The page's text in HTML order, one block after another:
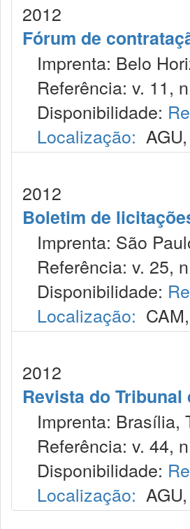
2012
Fórum de
Imprenta: Belo
Referência: v. 11,
Disponibilidade:
Localização: AGU,
2012
Boletim de
Imprenta: São
Referência: v. 25,
Disponibilidade:
Localização: CAM,
2012
Revista do
Imprenta: Brasília,
Referência: v. 44,
Disponibilidade:
Localização: AGU,